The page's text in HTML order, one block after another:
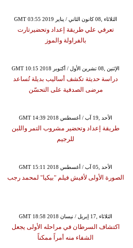
GMT 03:55 2019 الثلاثاء ,08 كانون الثاني / يناير
تعرفي علي طريقة إعداد وتحضيرتارت
بالفراولة والموز
GMT 10:15 2018 الإثنين ,08 تشرين الأول / أكتوبر
دراسة حديثة تكشف أساليب بديلة تُساعد
مرضى الصدفية على التحسّن
GMT 14:39 2018 الأحد ,19 آب / أغسطس
طريقة إعداد وتحضير مشروب التمر واللبن
للرجيم
GMT 15:11 2018 الأحد ,05 آب / أغسطس
الصورة الأولى لأفيش فيلم "بيكيا" لمحمد رجب
GMT 18:58 2018 الثلاثاء ,17 إبريل / نيسان
اكتشاف السرطان في مراحله الأولى يجعل
الشفاء منه أمراً ممكناً